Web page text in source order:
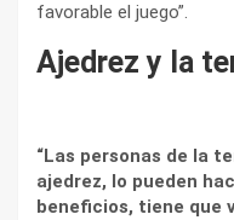
favorable el juego”.
Ajedrez y la
“Las personas de la
ajedrez, lo pueden
beneficios, tiene que